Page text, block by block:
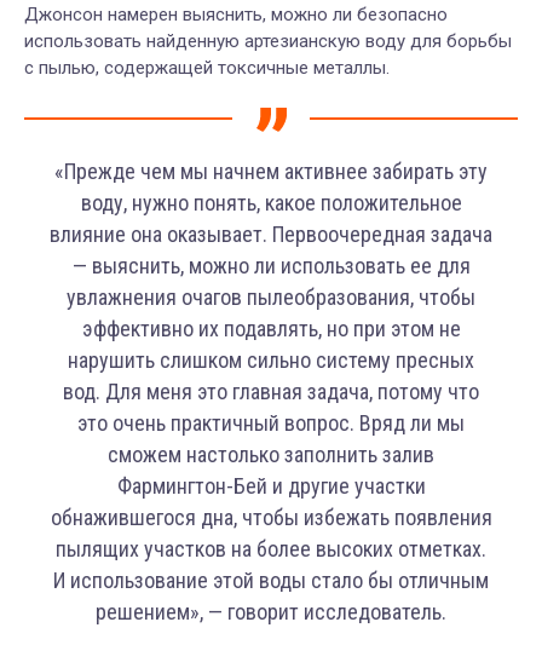
Джонсон намерен выяснить, можно ли безопасно
использовать найденную артезианскую воду для борьбы
с пылью, содержащей токсичные металлы.
«Прежде чем мы начнем активнее забирать эту
воду, нужно понять, какое положительное
влияние она оказывает. Первоочередная задача
— выяснить, можно ли использовать ее для
увлажнения очагов пылеобразования, чтобы
эффективно их подавлять, но при этом не
нарушить слишком сильно систему пресных
вод. Для меня это главная задача, потому что
это очень практичный вопрос. Вряд ли мы
сможем настолько заполнить залив
Фармингтон-Бей и другие участки
обнажившегося дна, чтобы избежать появления
пылящих участков на более высоких отметках.
И использование этой воды стало бы отличным
решением», — говорит исследователь.